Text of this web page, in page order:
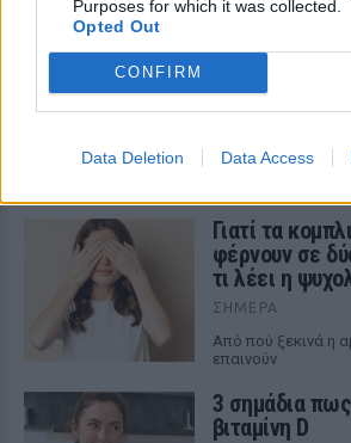
Purposes for which it was collected.
Opted Out
CONFIRM
Data Deletion Data Access
ΔΕΙΤΕ ΕΠΙΣΗΣ
ΣΤΗΝ ΙΔΙΑ ΚΑΤΗΓΟΡΙΑ
Γιατί τα
φέρνουν σε
τι λέει η
ΣΉΜΕΡΑ
Από πού ξεκινά η
επαινούν
3 σημάδια
βιταμίνη D